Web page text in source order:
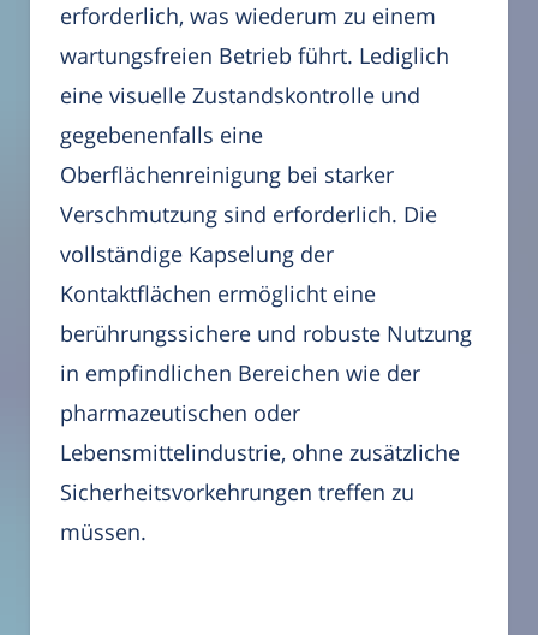
erforderlich, was wiederum zu einem
wartungsfreien Betrieb führt. Lediglich
eine visuelle Zustandskontrolle und
gegebenenfalls eine
Oberflächenreinigung bei starker
Verschmutzung sind erforderlich. Die
vollständige Kapselung der
Kontaktflächen ermöglicht eine
berührungssichere und robuste Nutzung
in empfindlichen Bereichen wie der
pharmazeutischen oder
Lebensmittelindustrie, ohne zusätzliche
Sicherheitsvorkehrungen treffen zu
müssen.